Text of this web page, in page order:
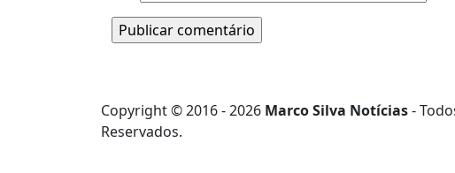
Copyright © 2016 - 2026 Marco Silva Notícias-
Reservados.